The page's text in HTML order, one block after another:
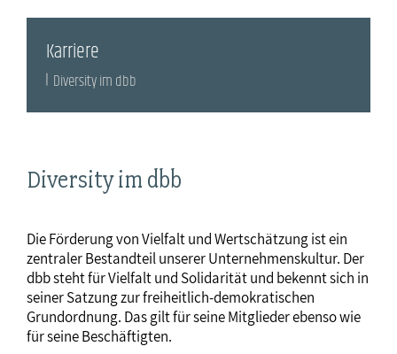
Diversity im dbb
Die Förderung von Vielfalt und Wertschätzung ist ein
zentraler Bestandteil unserer Unternehmenskultur. Der
dbb steht für Vielfalt und Solidarität und bekennt sich in
seiner Satzung zur freiheitlich-demokratischen
Grundordnung. Das gilt für seine Mitglieder ebenso wie
für seine Beschäftigten.
Karriere
Diversity im dbb